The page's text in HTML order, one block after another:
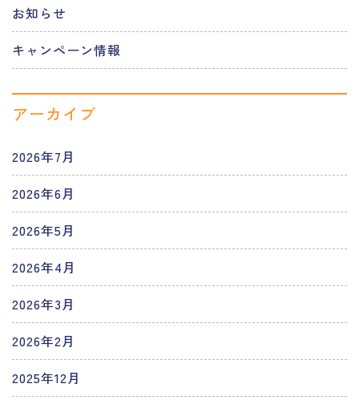
お知らせ
キャンペーン情報
アーカイブ
2026年7月
2026年6月
2026年5月
2026年4月
2026年3月
2026年2月
2025年12月